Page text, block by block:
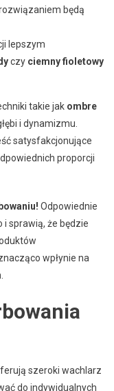
będą
lepszym
czy ciemny fioletowy
takie jak ombre
i dynamizmu.
satysfakcjonujące
proporcji
Odpowiednie
i sprawią, że będzie
wpłynie na
szeroki wachlarz
do indywidualnych